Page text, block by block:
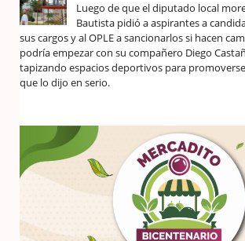
Luego de que el diputado local
Bautista pidió a aspirantes a
sus cargos y al OPLE a sancionarlos si hacen
podría empezar con su compañero Diego
tapizando espacios deportivos para
que lo dijo en serio.